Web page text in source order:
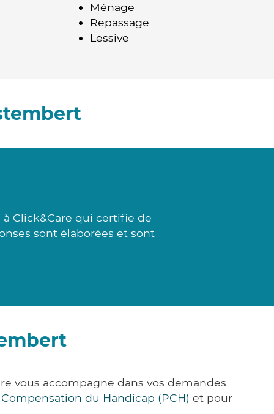
Ménage
Repassage
Lessive
Click&Care qui certifie de
sont élaborées et sont
vous accompagne dans vos demandes
du Handicap (PCH) et pour